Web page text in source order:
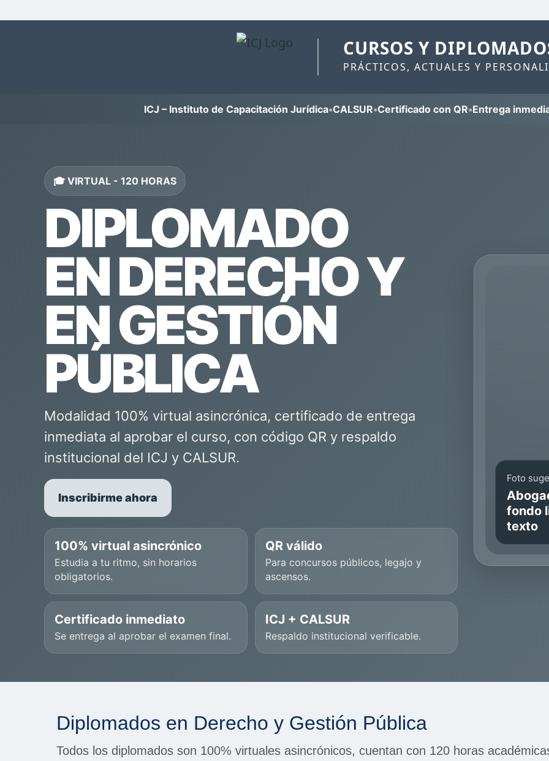
CURSOS Y
PRÁCTICOS, ACTUALES Y
ICJ – Instituto de Capacitación Jurídica•CALSUR•Certificado con QR•Entrega
🎓 VIRTUAL - 120 HORAS
DIPLOMADO
EN DERECHO Y
EN GESTIÓN
PÚBLICA
Modalidad 100% virtual asincrónica, certificado de entrega
inmediata al aprobar el curso, con código QR y respaldo
institucional del ICJ y CALSUR.
Inscribirme ahora
100% virtual asincrónico
Estudia a tu ritmo, sin horarios
obligatorios.
QR válido
Para concursos públicos, legajo y
ascensos.
Certificado inmediato
Se entrega al aprobar el examen final.
ICJ + CALSUR
Respaldo institucional verificable.
Foto
fondo
texto
Diplomados en Derecho y Gestión Pública
Todos los diplomados son 100% virtuales asincrónicos, cuentan con 120 horas